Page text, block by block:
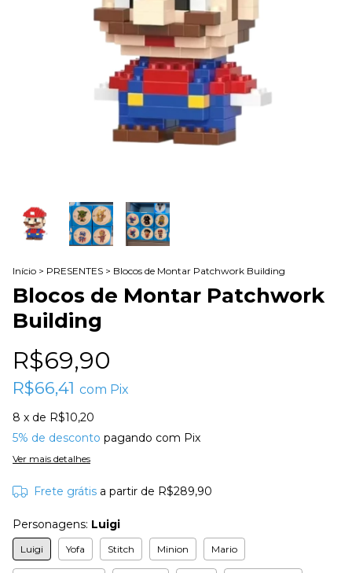
Início > PRESENTES > Blocos de Montar Patchwork Building
Blocos de Montar Patchwork
Building
R$69,90
R$66,41 com Pix
8 x de R$10,20
5% de desconto pagando com Pix
Ver mais detalhes
Frete grátis a partir de R$289,90
Personagens: Luigi
Luigi Yofa Stitch Minion Mario